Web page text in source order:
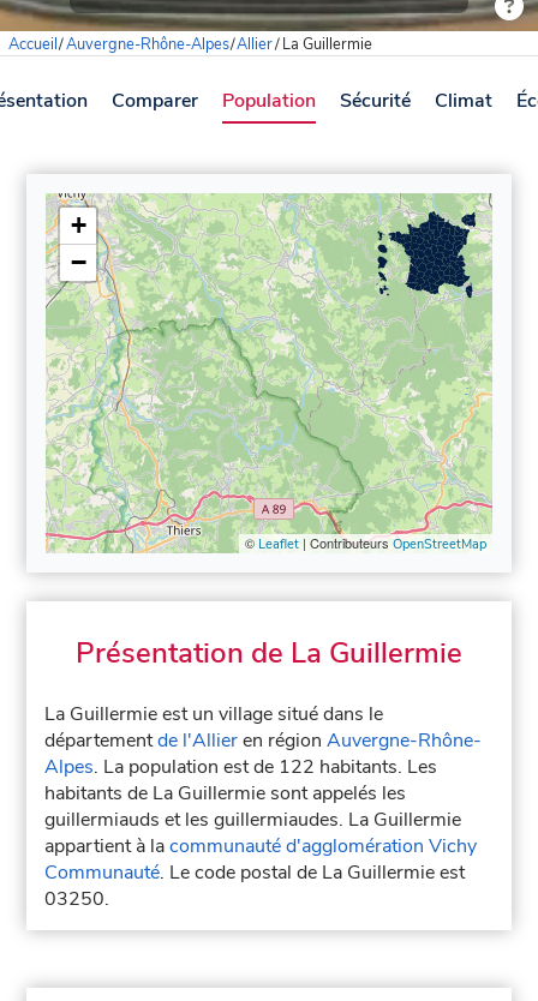
Accueil/Auvergne-Rhône-Alpes/Allier/La Guillermie
Comparer Population Sécurité Climat
+
−
© Leaflet| ContributeursOpenStreetMap
Présentation de La Guillermie
La Guillermie est un village situé dans le
départementde l'Allieren régionAuvergne-Rhône-
Alpes. La population est de 122 habitants. Les
habitants de La Guillermie sont appelés les
guillermiauds et les guillermiaudes. La Guillermie
appartient à lacommunauté d'agglomération Vichy
Communauté. Le code postal de La Guillermie est
03250.